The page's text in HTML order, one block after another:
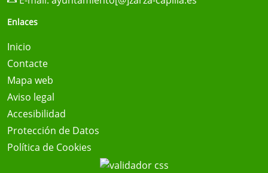
Enlaces
Inicio
Contacte
Mapa web
Aviso legal
Accesibilidad
Protección de Datos
Política de Cookies